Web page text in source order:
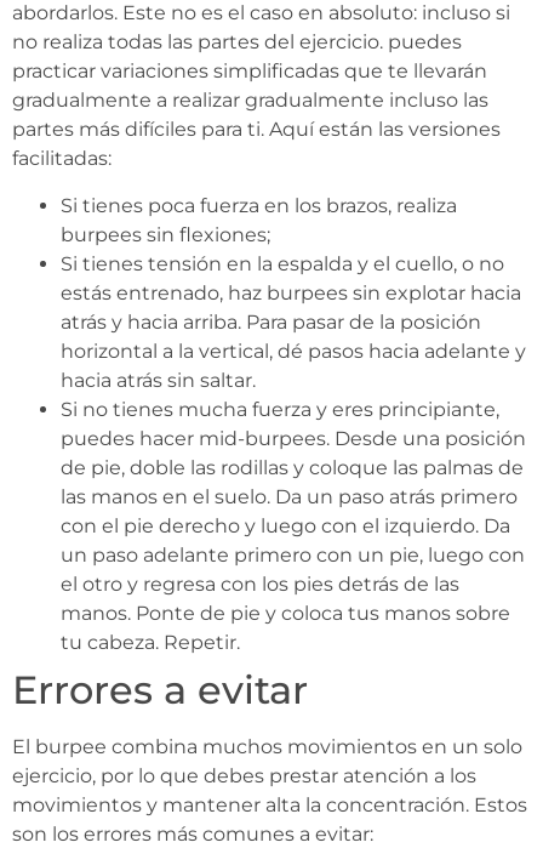
abordarlos. Este no es el caso en absoluto: incluso si
no realiza todas las partes del ejercicio. puedes
practicar variaciones simplificadas que te llevarán
gradualmente a realizar gradualmente incluso las
partes más difíciles para ti. Aquí están las versiones
facilitadas:
Si tienes poca fuerza en los brazos, realiza
burpees sin flexiones;
Si tienes tensión en la espalda y el cuello, o no
estás entrenado, haz burpees sin explotar hacia
atrás y hacia arriba. Para pasar de la posición
horizontal a la vertical, dé pasos hacia adelante y
hacia atrás sin saltar.
Si no tienes mucha fuerza y ​​eres principiante,
puedes hacer mid-burpees. Desde una posición
de pie, doble las rodillas y coloque las palmas de
las manos en el suelo. Da un paso atrás primero
con el pie derecho y luego con el izquierdo. Da
un paso adelante primero con un pie, luego con
el otro y regresa con los pies detrás de las
manos. Ponte de pie y coloca tus manos sobre
tu cabeza. Repetir.
Errores a evitar
El burpee combina muchos movimientos en un solo
ejercicio, por lo que debes prestar atención a los
movimientos y mantener alta la concentración. Estos
son los errores más comunes a evitar: